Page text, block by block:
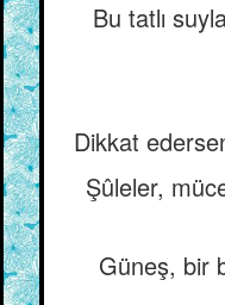
Bu tatlı
Dikkat
Şûleler,
Güneş, bir